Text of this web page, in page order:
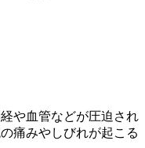
や血管などが圧迫され
痛みやしびれが起こる